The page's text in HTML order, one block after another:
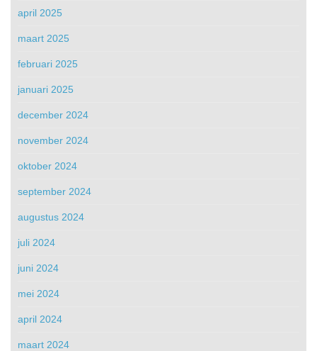
april 2025
maart 2025
februari 2025
januari 2025
december 2024
november 2024
oktober 2024
september 2024
augustus 2024
juli 2024
juni 2024
mei 2024
april 2024
maart 2024